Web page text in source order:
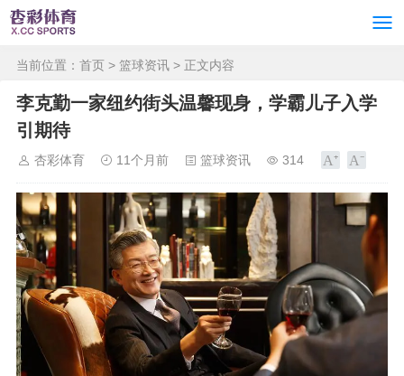
当前位置： 首页 > 篮球资讯 > 正文内容
李克勤一家纽约街头温馨现身，学霸儿子入学
引期待
杏彩体育 11个月前 篮球资讯 314